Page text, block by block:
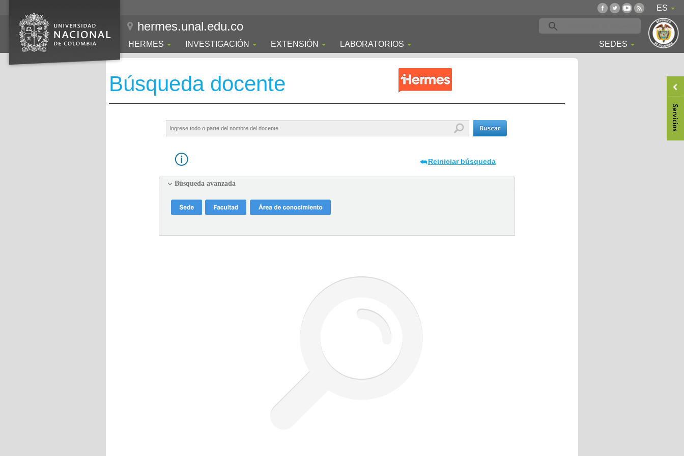
ES
hermes.unal.edu.co
HERMES INVESTIGACIÓN EXTENSIÓN LABORATORIOS SEDES
Búsqueda docente
Reiniciar búsqueda
Búsqueda avanzada